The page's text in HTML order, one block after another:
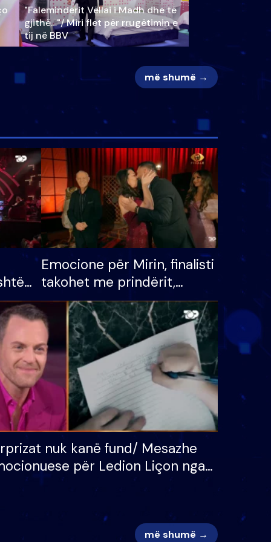
"Faleminderit Vëllai i Madh dhe të
gjithë…"/ Miri flet për rrugëtimin e
tij në BBV
më shumë →
për
Emocione për Mirin, finalisti
takohet me prindërit,
vajzën dhe bashkëshorten:
S’kemi ndonjë letër divorci
apo jo?
nuk kanë fund/ Mesazhe
për Ledion Liçon nga
dhe fëmijët e tij, moderatori
më shumë →